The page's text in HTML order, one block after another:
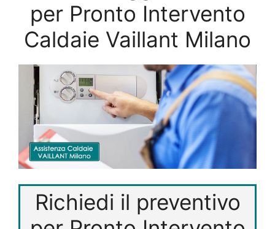
per Pronto Intervento
Caldaie Vaillant Milano
Richiedi il preventivo